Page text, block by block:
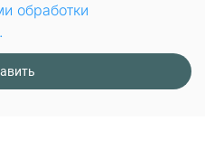
обработки